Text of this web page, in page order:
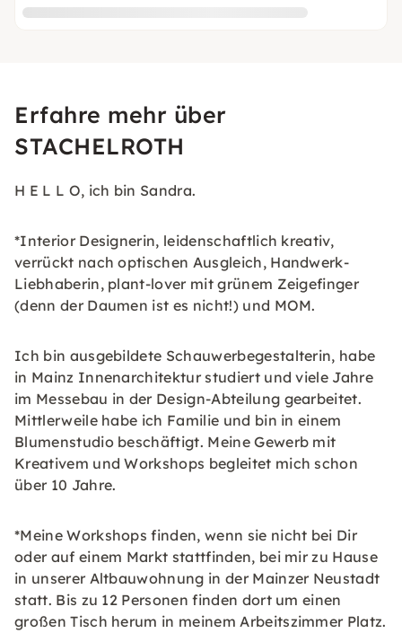
Erfahre mehr über
STACHELROTH
H E L L O, ich bin Sandra.
*Interior Designerin, leidenschaftlich kreativ,
verrückt nach optischen Ausgleich, Handwerk-
Liebhaberin, plant-lover mit grünem Zeigefinger
(denn der Daumen ist es nicht!) und MOM.
Ich bin ausgebildete Schauwerbegestalterin, habe
in Mainz Innenarchitektur studiert und viele Jahre
im Messebau in der Design-Abteilung gearbeitet.
Mittlerweile habe ich Familie und bin in einem
Blumenstudio beschäftigt. Meine Gewerb mit
Kreativem und Workshops begleitet mich schon
über 10 Jahre.
*Meine Workshops finden, wenn sie nicht bei Dir
oder auf einem Markt stattfinden, bei mir zu Hause
in unserer Altbauwohnung in der Mainzer Neustadt
statt. Bis zu 12 Personen finden dort um einen
großen Tisch herum in meinem Arbeitszimmer Platz.